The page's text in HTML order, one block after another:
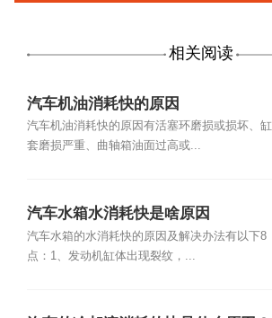
相关阅读
汽车机油消耗快的原因
汽车机油消耗快的原因有活塞环磨损或损坏、缸
套磨损严重、曲轴箱油面过高或...
汽车水箱水消耗快是啥原因
汽车水箱的水消耗快的原因及解决办法有以下8
点：1、发动机缸体出现裂纹，...